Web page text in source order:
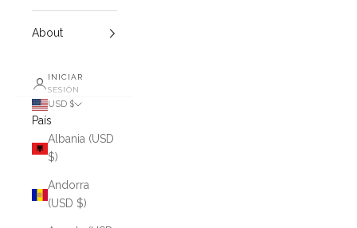
About
INICIAR
SESIÓN
USD $
País
Albania (USD
$)
Andorra
(USD $)